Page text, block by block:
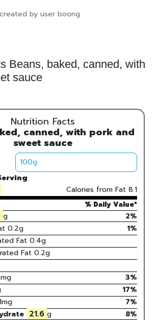
by user boong
Beans, baked, canned, with
sauce
Nutrition Facts
canned, with pork and
sweet sauce
Calories from Fat 8.1
% Daily Value*
g
2%
0.2g 1%
Fat 0.4g
Fat 0.2g
mg 3%
17%
mg 7%
21.6 g 8%